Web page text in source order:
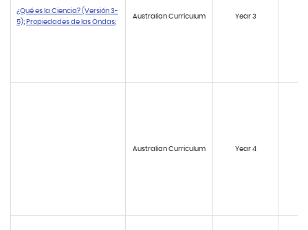
¿Qué es la Ciencia? (Versión 3-
5); Propiedades de las Ondas;
Australian Curriculum Year 3
Australian Curriculum Year 4